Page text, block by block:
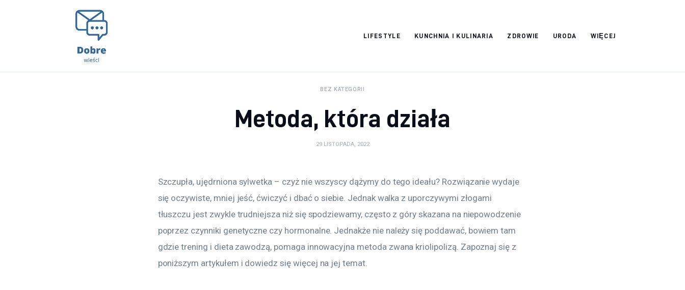
LIFESTYLE KUNCHNIA I KULINARIA ZDROWIE URODA WIĘCEJ
BEZ KATEGORII
Metoda, która działa
29 LISTOPADA, 2022
Szczupła, ujędrniona sylwetka – czyż nie wszyscy dążymy do tego ideału? Rozwiązanie wydaje
się oczywiste, mniej jeść, ćwiczyć i dbać o siebie. Jednak walka z uporczywymi złogami
tłuszczu jest zwykle trudniejsza niż się spodziewamy, często z góry skazana na niepowodzenie
poprzez czynniki genetyczne czy hormonalne. Jednakże nie należy się poddawać, bowiem tam
gdzie trening i dieta zawodzą, pomaga innowacyjna metoda zwana kriolipolizą. Zapoznaj się z
poniższym artykułem i dowiedz się więcej na jej temat.